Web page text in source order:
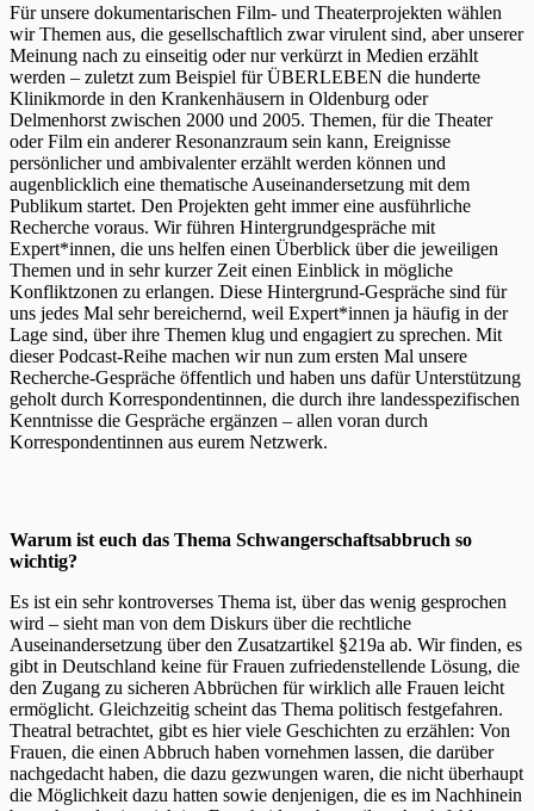
Für unsere dokumentarischen Film- und Theaterprojekten wählen
wir Themen aus, die gesellschaftlich zwar virulent sind, aber unserer
Meinung nach zu einseitig oder nur verkürzt in Medien erzählt
werden – zuletzt zum Beispiel für ÜBERLEBEN die hunderte
Klinikmorde in den Krankenhäusern in Oldenburg oder
Delmenhorst zwischen 2000 und 2005. Themen, für die Theater
oder Film ein anderer Resonanzraum sein kann, Ereignisse
persönlicher und ambivalenter erzählt werden können und
augenblicklich eine thematische Auseinandersetzung mit dem
Publikum startet. Den Projekten geht immer eine ausführliche
Recherche voraus. Wir führen Hintergrundgespräche mit
Expert*innen, die uns helfen einen Überblick über die jeweiligen
Themen und in sehr kurzer Zeit einen Einblick in mögliche
Konfliktzonen zu erlangen. Diese Hintergrund-Gespräche sind für
uns jedes Mal sehr bereichernd, weil Expert*innen ja häufig in der
Lage sind, über ihre Themen klug und engagiert zu sprechen. Mit
dieser Podcast-Reihe machen wir nun zum ersten Mal unsere
Recherche-Gespräche öffentlich und haben uns dafür Unterstützung
geholt durch Korrespondentinnen, die durch ihre landesspezifischen
Kenntnisse die Gespräche ergänzen – allen voran durch
Korrespondentinnen aus eurem Netzwerk.
Warum ist euch das Thema Schwangerschaftsabbruch so
wichtig?
Es ist ein sehr kontroverses Thema ist, über das wenig gesprochen
wird – sieht man von dem Diskurs über die rechtliche
Auseinandersetzung über den Zusatzartikel §219a ab. Wir finden, es
gibt in Deutschland keine für Frauen zufriedenstellende Lösung, die
den Zugang zu sicheren Abbrüchen für wirklich alle Frauen leicht
ermöglicht. Gleichzeitig scheint das Thema politisch festgefahren.
Theatral betrachtet, gibt es hier viele Geschichten zu erzählen: Von
Frauen, die einen Abbruch haben vornehmen lassen, die darüber
nachgedacht haben, die dazu gezwungen waren, die nicht überhaupt
die Möglichkeit dazu hatten sowie denjenigen, die es im Nachhinein